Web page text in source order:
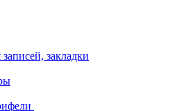
закладки